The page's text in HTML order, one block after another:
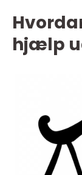
hjælp